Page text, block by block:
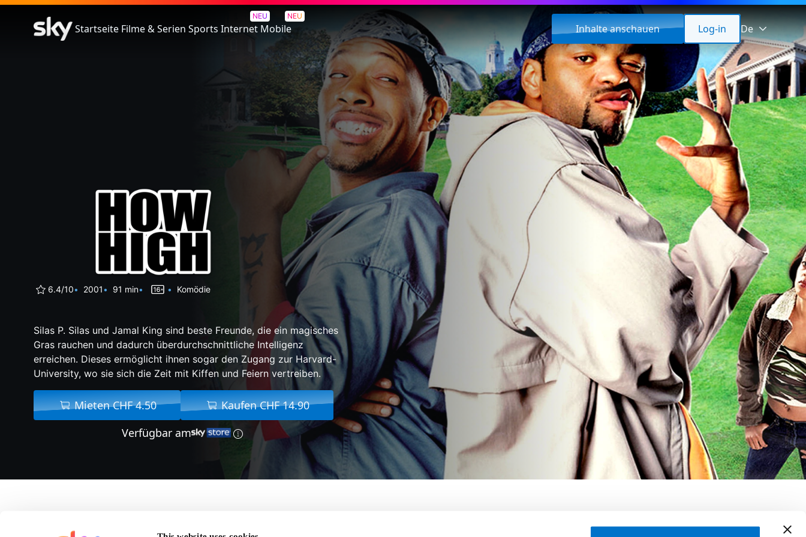
Startseite Filme & Serien Sports
NEU
Internet
NEU
Mobile Inhalte anschauen Log-in De
How High
6.4/10 2001 91 min Komödie
Silas P. Silas und Jamal King sind beste Freunde, die ein magisches
Gras rauchen und dadurch überdurchschnittliche Intelligenz
erreichen. Dieses ermöglicht ihnen sogar den Zugang zur Harvard-
University, wo sie sich die Zeit mit Kiffen und Feiern vertreiben.
Mieten CHF 4.50
Kaufen CHF 14.90
Verfügbar am